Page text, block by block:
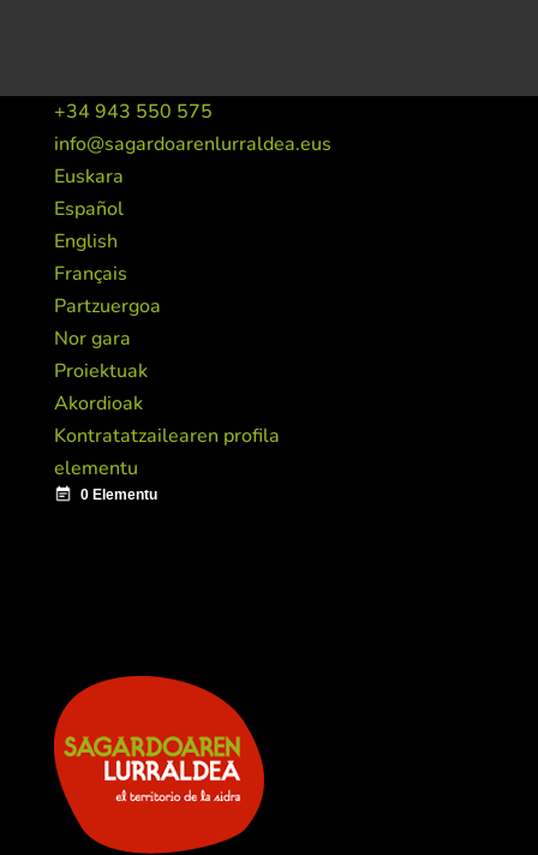
+34 943 550 575
info@sagardoarenlurraldea.eus
Euskara
Español
English
Français
Partzuergoa
Nor gara
Proiektuak
Akordioak
Kontratatzailearen profila
elementu